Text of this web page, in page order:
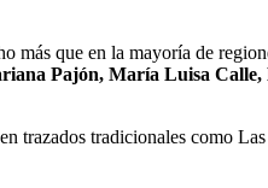
que en la mayoría de
Pajón, María Luisa
tradicionales como